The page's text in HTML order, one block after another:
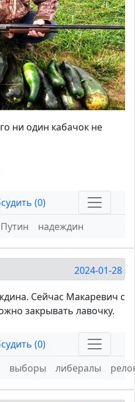
ни один кабачок не
(0)
Путин надеждин
2024-01-28
Сейчас Макаревич с
закрывать лавочку.
(0)
выборы либералы